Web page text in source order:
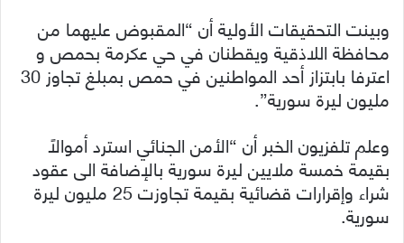
وبينت التحقيقات الأولية أن “المقبوض عليهما من
محافظة اللاذقية ويقطنان في حي عكرمة بحمص و
اعترفا بابتزاز أحد المواطنين في حمص بمبلغ تجاوز 30
مليون ليرة سورية”.
وعلم تلفزيون الخبر أن “الأمن الجنائي استرد أموالاً
بقيمة خمسة ملايين ليرة سورية بالإضافة الى عقود
شراء وإقرارات قضائية بقيمة تجاوزت 25 مليون ليرة
سورية.